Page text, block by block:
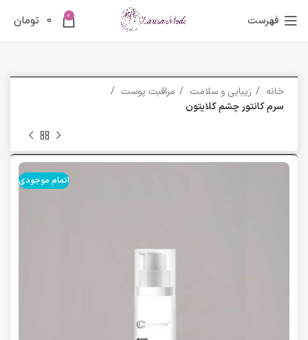
فهرست 0
0 تومان
خانه زیبایی و سلامت
مراقبت پوست
سرم کانتور چشم کلایتون
اتمام موجودی